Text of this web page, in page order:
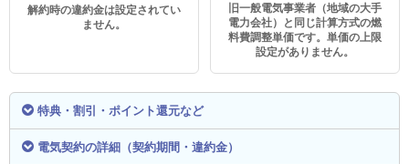
解約時の違約金は設定されてい
ません。
旧一般電気事業者（地域の大手
電力会社）と同じ計算方式の燃
料費調整単価です。単価の上限
設定がありません。
特典・割引・ポイント還元など
電気契約の詳細（契約期間・違約金）